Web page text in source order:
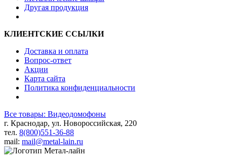
Другая продукция
КЛИЕНТСКИЕ ССЫЛКИ
Доставка и оплата
Вопрос-ответ
Акции
Карта сайта
Политика конфиденциальности
Все товары: Видеодомофоны
г. Краснодар, ул. Новороссийская, 220
тел. 8(800)551-36-88
mail: mail@metal-lain.ru